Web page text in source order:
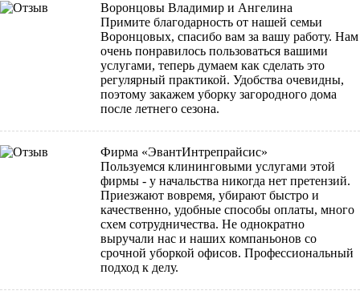
Воронцовы Владимир и Ангелина
Примите благодарность от нашей семьи
Воронцовых, спасибо вам за вашу работу. Нам
очень понравилось пользоваться вашими
услугами, теперь думаем как сделать это
регулярный практикой. Удобства очевидны,
поэтому закажем уборку загородного дома
после летнего сезона.
Фирма «ЭвантИнтрепрайсис»
Пользуемся клининговыми услугами этой
фирмы - у начальства никогда нет претензий.
Приезжают вовремя, убирают быстро и
качественно, удобные способы оплаты, много
схем сотрудничества. Не однократно
выручали нас и наших компаньонов со
срочной уборкой офисов. Профессиональный
подход к делу.